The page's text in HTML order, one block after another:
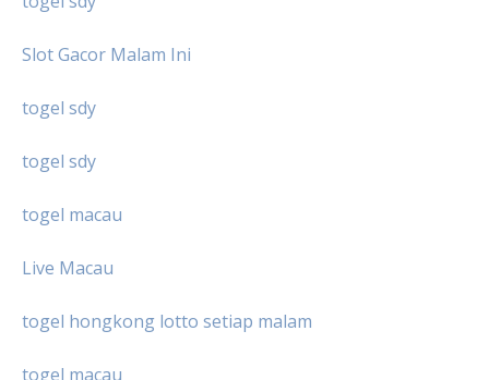
Slot Gacor Malam Ini
togel sdy
togel sdy
togel macau
Live Macau
togel hongkong lotto setiap malam
togel macau